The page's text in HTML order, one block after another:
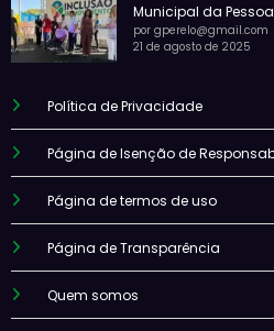
Municipal da
por gperelo@gmail.com
21 de agosto de 2025
Política de Privacidade
Página de Isenção de
Página de termos de uso
Página de Transparência
Quem somos